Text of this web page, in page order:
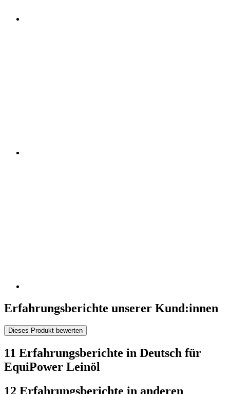
Erfahrungsberichte unserer Kund:innen
Dieses Produkt bewerten
11 Erfahrungsberichte in Deutsch für
EquiPower Leinöl
12 Erfahrungsberichte in anderen